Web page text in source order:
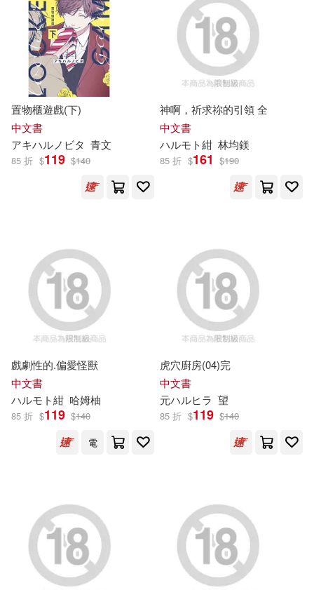
佐久間ハルコ(7) 八百(7)
平鳥コウ(7) 木野ハルコ(7)
板垣ハコ(7)
Ｈｅｎｒｉ(7) えむあ(6)
グラフィス(6) ハレガマ(6)
ラインコミュニケーションズ(6)
八千代ハル(6) 北川千春(6)
大原あむ(6) 奏多ハルカ(6)
後藤 晶(6) 手島史詞(6)
梅垣ルナ(6) 池田明季哉(6)
篠原ウミハル(6) 紺野ハル(6)
ヤマハミュージックエンタテイメ
ントホールディン(6)
台灣角川直條式漫畫(6)
大風文創(6) 未來數位(6)
竹書房(6) DigitalPeach(5)
DragonFlyBooks(5)
SECRET MUSIC(5)
TBSグロウディア(5)
グラフィック社(5)
ツインクル(5)
ハイ・シーズン(5)
ブティック社(5) 五南(5)
小學館(5)
置物櫃遊戲(下)
中文書
アキハルノビタ 青文
85 折 $119 $140
神啊，祈求祢的引領 全
中文書
ハルモト紺 林均鎂
85 折 $161 $190
戲劇性的.偏愛怪獸
中文書
ハルモト紺 哈姆柚
85 折 $119 $140
電
虎穴廚房(04)完
中文書
元ハルヒラ 望
85 折 $119 $140